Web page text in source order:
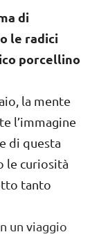
di
le radici
porcellino
la mente
l’immagine
di questa
le curiosità
tanto
un viaggio